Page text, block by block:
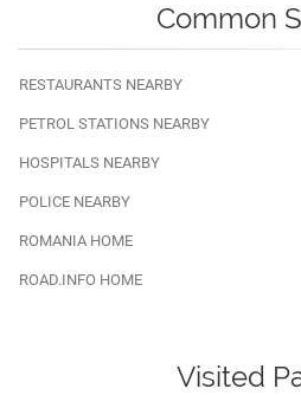
Common
RESTAURANTS NEARBY
PETROL STATIONS NEARBY
HOSPITALS NEARBY
POLICE NEARBY
ROMANIA HOME
ROAD.INFO HOME
Visited